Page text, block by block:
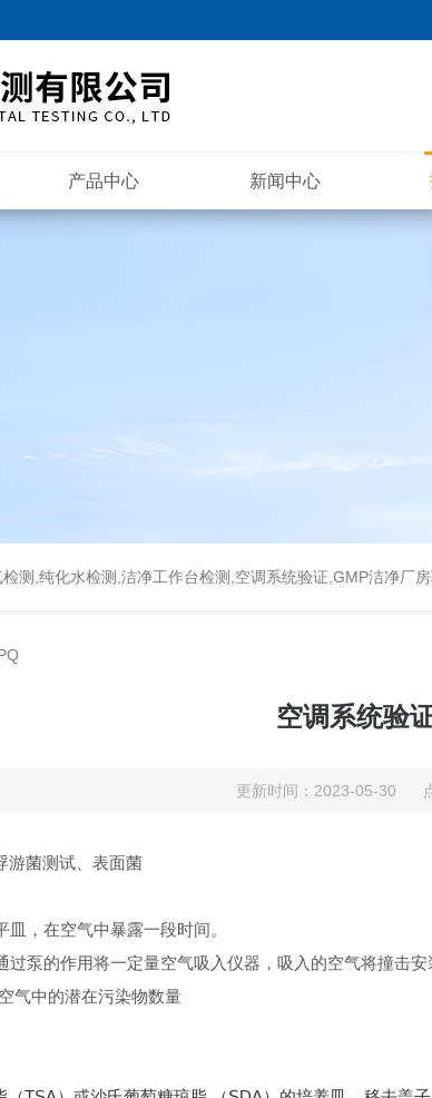
产品中心 新闻中心
净工作台检测,空调系统验证,GMP洁净厂房验证,生物安全柜检测,洁净度检测,洁净室验
空调系统验
更新时间：2023-05-30
游菌测试、表面菌
，在空气中暴露一段时间。
泵的作用将一定量空气吸入仪器，吸入的空气将撞击安
气中的潜在污染物数量